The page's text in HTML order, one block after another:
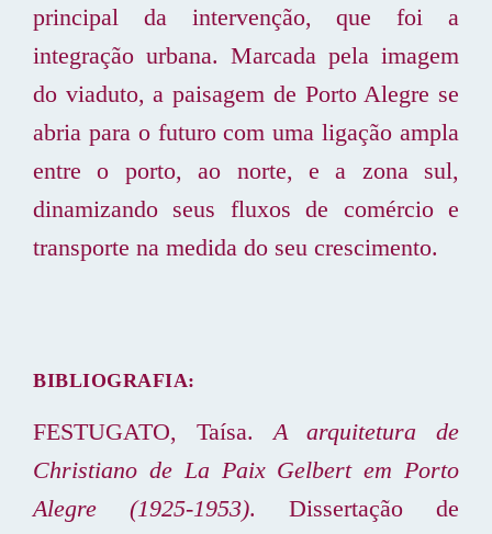
principal da intervenção, que foi a
integração urbana. Marcada pela imagem
do viaduto, a paisagem de Porto Alegre se
abria para o futuro com uma ligação ampla
entre o porto, ao norte, e a zona sul,
dinamizando seus fluxos de comércio e
transporte na medida do seu crescimento.
BIBLIOGRAFIA:
FESTUGATO, Taísa.A arquitetura de
Christiano de La Paix Gelbert em Porto
Alegre (1925-1953). Dissertação de